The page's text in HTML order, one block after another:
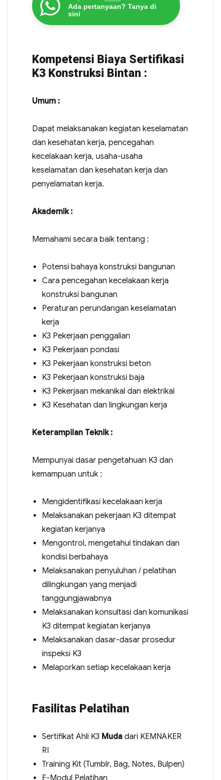
Ada pertanyaan? Tanya di
sini
Kompetensi Biaya Sertifikasi
K3 Konstruksi Bintan :
Umum :
Dapat melaksanakan kegiatan keselamatan
dan kesehatan kerja, pencegahan
kecelakaan kerja, usaha-usaha
keselamatan dan kesehatan kerja dan
penyelamatan kerja.
Akademik :
Memahami secara baik tentang :
Potensi bahaya konstruksi bangunan
Cara pencegahan kecelakaan kerja
konstruksi bangunan
Peraturan perundangan keselamatan
kerja
K3 Pekerjaan penggalian
K3 Pekerjaan pondasi
K3 Pekerjaan konstruksi beton
K3 Pekerjaan konstruksi baja
K3 Pekerjaan mekanikal dan elektrikal
K3 Kesehatan dan lingkungan kerja
Keterampilan Teknik :
Mempunyai dasar pengetahuan K3 dan
kemampuan untuk :
Mengidentifikasi kecelakaan kerja
Melaksanakan pekerjaan K3 ditempat
kegiatan kerjanya
Mengontrol, mengetahui tindakan dan
kondisi berbahaya
Melaksanakan penyuluhan / pelatihan
dilingkungan yang menjadi
tanggungjawabnya
Melaksanakan konsultasi dan komunikasi
K3 ditempat kegiatan kerjanya
Melaksanakan dasar-dasar prosedur
inspeksi K3
Melaporkan setiap kecelakaan kerja
Fasilitas Pelatihan
Sertifikat Ahli K3 Mudadari KEMNAKER
RI
Training Kit (Tumblr, Bag, Notes, Bulpen)
E-Modul Pelatihan